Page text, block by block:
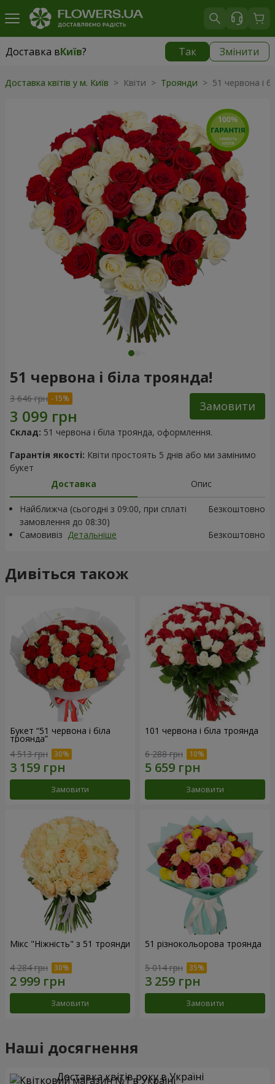
Доставка вКиїв? Так Змінити
Доставка вКиїв
Доставка квітів у м. Київ > Квіти > Троянди > 51 червона і
51 червона і біла троянда!
3 646 грн
Замовити
Склад: 51 червона і біла троянда, оформлення.
Гарантія якості: Квіти простоять 5 днів або ми замінимо
букет
Доставка
Опис
Найближча (сьогодні з 09:00, при сплаті
замовлення до 08:30)
Безкоштовно
Самовивіз Детальніше Безкоштовно
Дивіться також
Букет “51 червона і біла
троянда”
4 513 грн
Замовити
101 червона і біла троянда
6 288 грн
Замовити
Мікс "Ніжність" з 51 троянди
4 284 грн
Замовити
51 різнокольорова троянда
5 014 грн
Замовити
Наші досягнення
Доставка квітів року в Україні